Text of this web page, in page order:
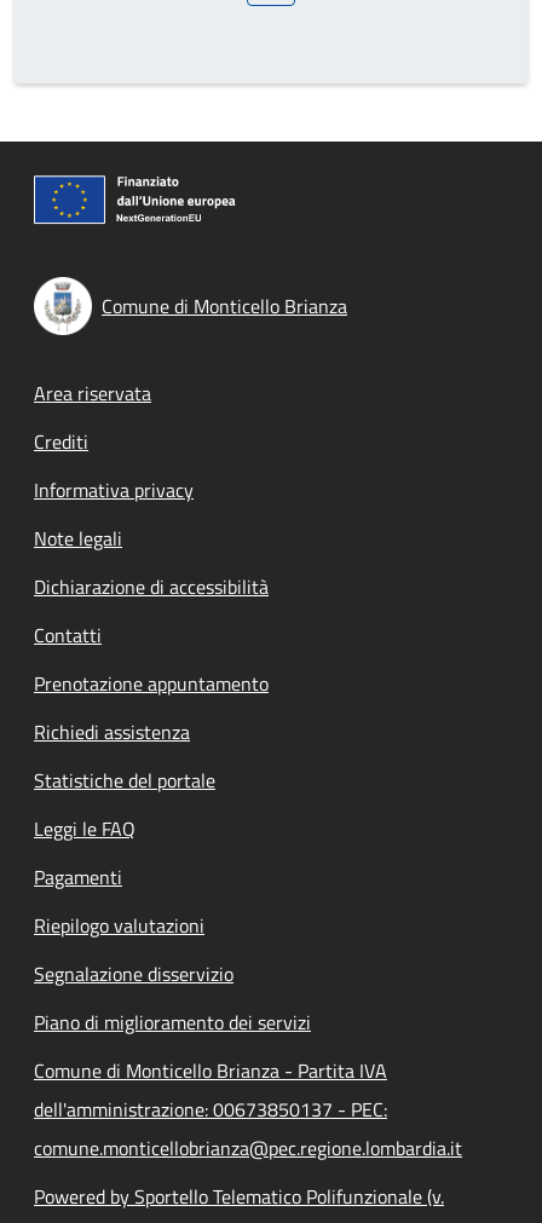
Comune di Monticello Brianza
Footer menu
Area riservata
Crediti
Informativa privacy
Note legali
Dichiarazione di accessibilità
Contatti
Prenotazione appuntamento
Richiedi assistenza
Statistiche del portale
Leggi le FAQ
Pagamenti
Riepilogo valutazioni
Segnalazione disservizio
Piano di miglioramento dei servizi
Comune di Monticello Brianza - Partita IVA
dell'amministrazione: 00673850137 - PEC:
comune.monticellobrianza@pec.regione.lombardia.it
Powered by Sportello Telematico Polifunzionale (v.